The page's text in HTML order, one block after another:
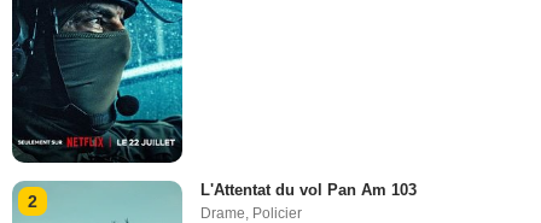
2
L'Attentat du vol Pan Am 103
Drame Policier